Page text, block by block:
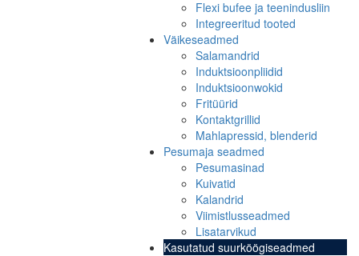
Flexi bufee ja teenindusliin
Integreeritud tooted
Väikeseadmed
Salamandrid
Induktsioonpliidid
Induktsioonwokid
Fritüürid
Kontaktgrillid
Mahlapressid, blenderid
Pesumaja seadmed
Pesumasinad
Kuivatid
Kalandrid
Viimistlusseadmed
Lisatarvikud
Kasutatud suurköögiseadmed